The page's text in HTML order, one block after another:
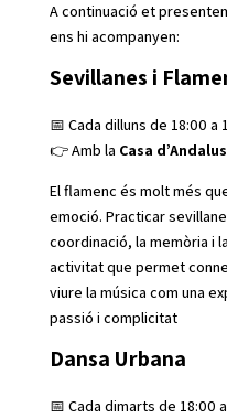
A continuació et
ens hi acompanyen:
Sevillanes i
📅 Cada dilluns de 18:00 a
👉 Amb la Casa
El flamenc és molt més
emoció. Practicar
coordinació, la memòria i
activitat que permet
viure la música com una
passió i complicitat
Dansa Urbana
📅 Cada dimarts de 18:00